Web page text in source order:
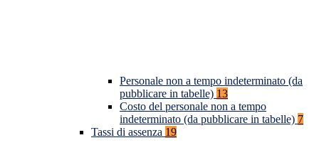
Personale non a tempo indeterminato (da
pubblicare in tabelle) 13
Costo del personale non a tempo
indeterminato (da pubblicare in tabelle) 7
Tassi di assenza 19